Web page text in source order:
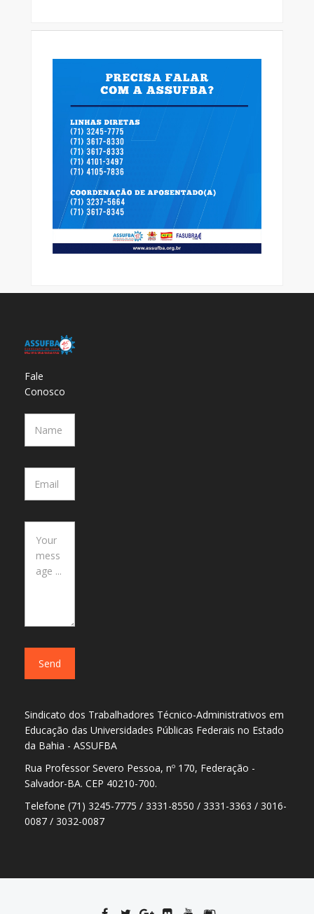
Fale
Conosco
Sindicato dos Trabalhadores Técnico-Administrativos em
Educação das Universidades Públicas Federais no Estado
da Bahia - ASSUFBA
Rua Professor Severo Pessoa, nº 170, Federação -
Salvador-BA. CEP 40210-700.
Telefone (71) 3245-7775 / 3331-8550 / 3331-3363 / 3016-
0087 / 3032-0087